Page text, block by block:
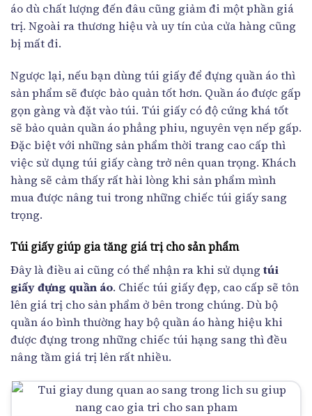
áo dù chất lượng đến đâu cũng giảm đi một phần giá
trị. Ngoài ra thương hiệu và uy tín của cửa hàng cũng
bị mất đi.
Ngược lại, nếu bạn dùng túi giấy để đựng quần áo thì
sản phẩm sẽ được bảo quản tốt hơn. Quần áo được gấp
gọn gàng và đặt vào túi. Túi giấy có độ cứng khá tốt
sẽ bảo quản quần áo phẳng phiu, nguyên vẹn nếp gấp.
Đặc biệt với những sản phẩm thời trang cao cấp thì
việc sử dụng túi giấy càng trở nên quan trọng. Khách
hàng sẽ cảm thấy rất hài lòng khi sản phẩm mình
mua được nâng tui trong những chiếc túi giấy sang
trọng.
Túi giấy giúp gia tăng giá trị cho sản phẩm
Đây là điều ai cũng có thể nhận ra khi sử dụng túi
giấy đựng quần áo. Chiếc túi giấy đẹp, cao cấp sẽ tôn
lên giá trị cho sản phẩm ở bên trong chúng. Dù bộ
quần áo bình thường hay bộ quần áo hàng hiệu khi
được đựng trong những chiếc túi hạng sang thì đều
nâng tầm giá trị lên rất nhiều.